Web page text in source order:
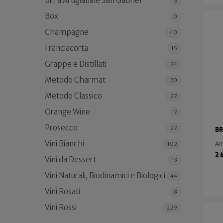
Box 0
Champagne 40
Franciacorta 15
Grappe e Distillati 24
Metodo Charmat 20
Metodo Classico 27
Orange Wine 7
Prosecco 27
Vini Bianchi 102
Vini da Dessert 13
Vini Naturali, Biodinamici e Biologici 44
Vini Rosati 8
Vini Rossi 229